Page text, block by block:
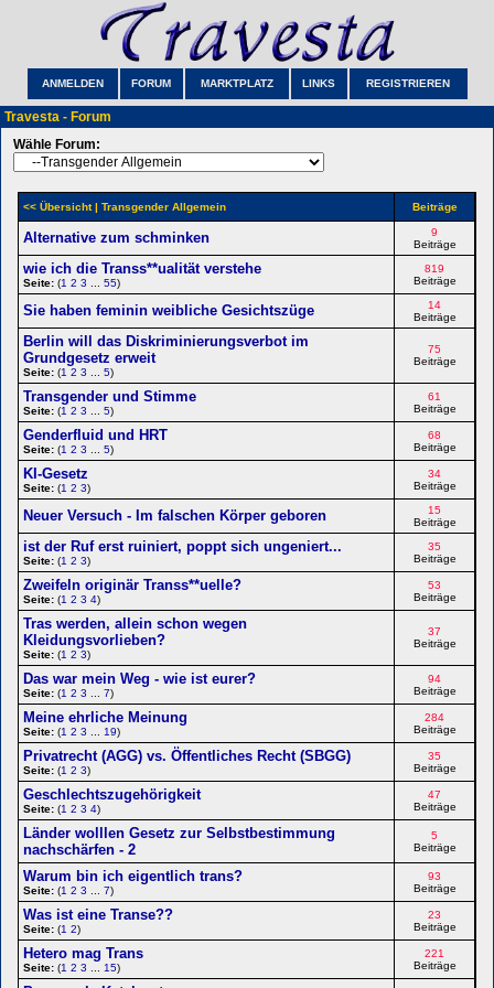
ANMELDEN FORUM MARKTPLATZ LINKS REGISTRIEREN
Travesta - Forum
Wähle Forum:
<< Übersicht| Transgender Allgemein Beiträge
Alternative zum schminken
9
Beiträge
wie ich die Transs**ualität verstehe
Seite: (1 2 3 55)
819
Beiträge
Sie haben feminin weibliche Gesichtszüge
14
Beiträge
Berlin will das Diskriminierungsverbot im
Grundgesetz erweit
Seite: (1 2 3 5)
75
Beiträge
Transgender und Stimme
Seite: (1 2 3 5)
61
Beiträge
Genderfluid und HRT
Seite: (1 2 3 5)
68
Beiträge
KI-Gesetz
Seite: (1 2 3)
34
Beiträge
Neuer Versuch - Im falschen Körper geboren
15
Beiträge
ist der Ruf erst ruiniert, poppt sich ungeniert...
Seite: (1 2 3)
35
Beiträge
Zweifeln originär Transs**uelle?
Seite: (1 2 3 4)
53
Beiträge
Tras werden, allein schon wegen
Kleidungsvorlieben?
Seite: (1 2 3)
37
Beiträge
Das war mein Weg - wie ist eurer?
Seite: (1 2 3 7)
94
Beiträge
Meine ehrliche Meinung
Seite: (1 2 3 19)
284
Beiträge
Privatrecht (AGG) vs. Öffentliches Recht (SBGG)
Seite: (1 2 3)
35
Beiträge
Geschlechtszugehörigkeit
Seite: (1 2 3 4)
47
Beiträge
Länder wolllen Gesetz zur Selbstbestimmung
nachschärfen - 2
5
Beiträge
Warum bin ich eigentlich trans?
Seite: (1 2 3 7)
93
Beiträge
Was ist eine Transe??
Seite: (1 2)
23
Beiträge
Hetero mag Trans
Seite: (1 2 3 15)
221
Beiträge